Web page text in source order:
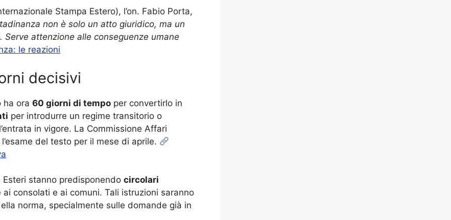
Stampa Estero), l’on. Fabio Porta,
non è solo un atto giuridico, ma un
attenzione alle conseguenze umane
le reazioni
decisivi
ha ora 60 giorni di tempo per convertirlo in
per introdurre un regime transitorio o
in vigore. La Commissione Affari
del testo per il mese di aprile.
stanno predisponendo circolari
consolati e ai comuni. Tali istruzioni saranno
norma, specialmente sulle domande già in